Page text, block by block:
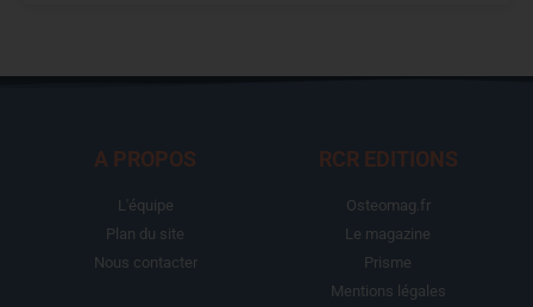
A PROPOS
L'équipe
Plan du site
Nous contacter
RCR EDITIONS
Osteomag.fr
Le magazine
Prisme
Mentions légales